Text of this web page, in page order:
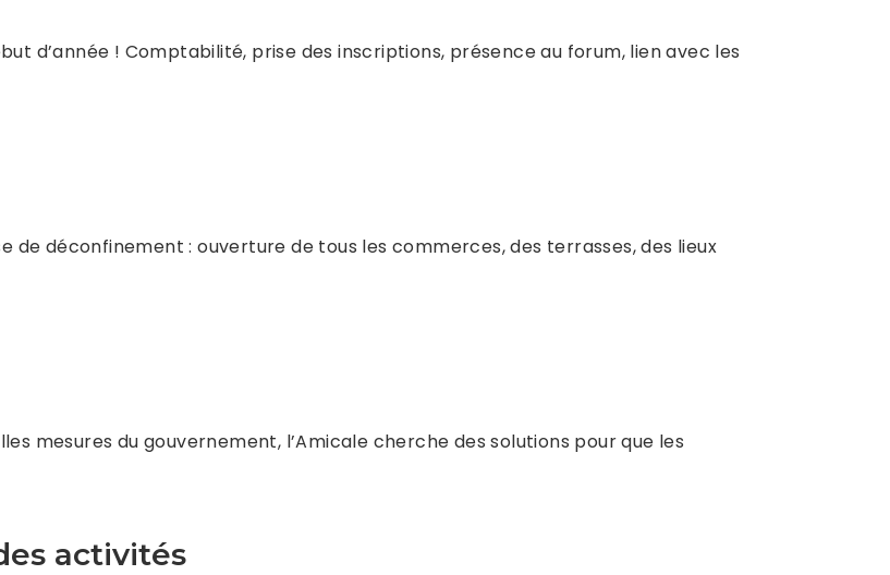
d’année ! Comptabilité, prise des inscriptions, présence au forum, lien avec les
de déconfinement : ouverture de tous les commerces, des terrasses, des lieux
mesures du gouvernement, l’Amicale cherche des solutions pour que les
activités